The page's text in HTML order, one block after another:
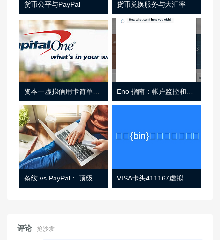
货币公平与PayPal 货币兑换服务与大汇率
资本一虚拟信用卡简单介绍
条纹 vs PayPal： 顶级功能， 定价 （和更多！ VISA卡头411167虚拟卡基础信息
评论 抢沙发